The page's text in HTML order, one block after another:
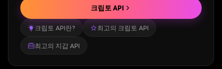
크립토 API란? 최고의 크립토 API
최고의 지갑 API
크립토 API